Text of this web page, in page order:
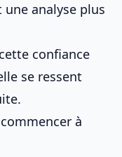
analyse plus
confiance
se ressent
à